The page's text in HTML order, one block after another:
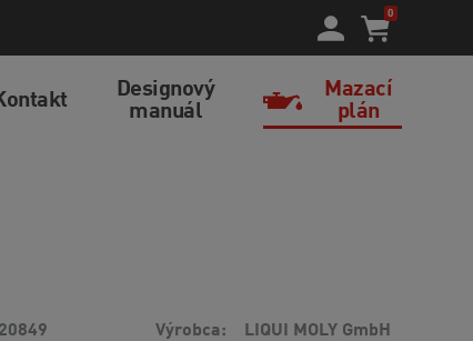
0
Designový
manuál
Mazací
plán
20849 Výrobca LIQUI MOLY GmbH